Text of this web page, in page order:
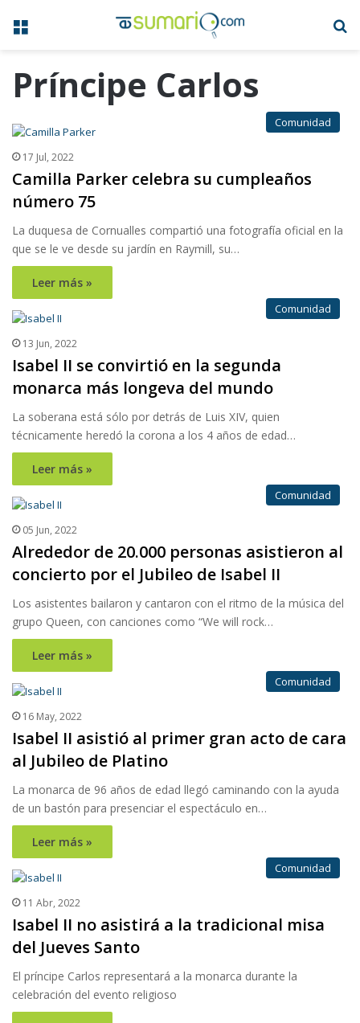
Menú
Príncipe Carlos
Comunidad
17 Jul, 2022
Camilla Parker celebra su cumpleaños
número 75
La duquesa de Cornualles compartió una fotografía oficial en la
que se le ve desde su jardín en Raymill, su…
Leer más »
Comunidad
13 Jun, 2022
Isabel II se convirtió en la segunda
monarca más longeva del mundo
La soberana está sólo por detrás de Luis XIV, quien
técnicamente heredó la corona a los 4 años de edad…
Leer más »
Comunidad
05 Jun, 2022
Alrededor de 20.000 personas asistieron al
concierto por el Jubileo de Isabel II
Los asistentes bailaron y cantaron con el ritmo de la música del
grupo Queen, con canciones como “We will rock…
Leer más »
Comunidad
16 May, 2022
Isabel II asistió al primer gran acto de cara
al Jubileo de Platino
La monarca de 96 años de edad llegó caminando con la ayuda
de un bastón para presenciar el espectáculo en…
Leer más »
Comunidad
11 Abr, 2022
Isabel II no asistirá a la tradicional misa
del Jueves Santo
El príncipe Carlos representará a la monarca durante la
celebración del evento religioso